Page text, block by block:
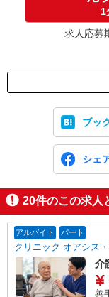
1
求人応募
ブッ
シェ
20件のこの求人
アルバイト パート
クリニック オアシス
介
善